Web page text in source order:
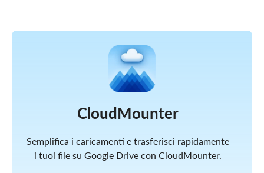
CloudMounter
Semplifica i caricamenti e trasferisci rapidamente
i tuoi file su Google Drive con CloudMounter.